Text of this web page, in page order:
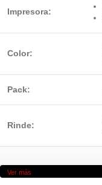
Impresora:
Color:
Pack:
Rinde:
Ver más